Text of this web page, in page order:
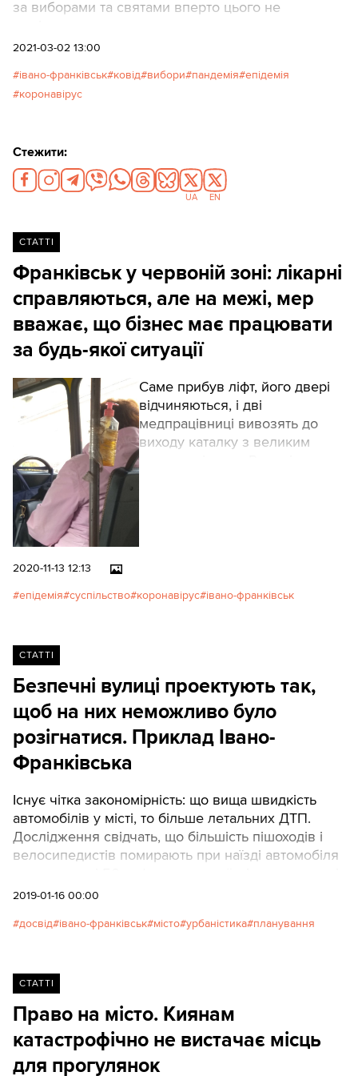
за виборами та святами вперто цього не
2021-03-02 13:00
івано-франківськ ковід вибори пандемія епідемія
коронавірус
Стежити:
UA EN
СТАТТІ
Франківськ у червоній зоні: лікарні
справляються, але на межі, мер
вважає, що бізнес має працювати
за будь-якої ситуації
Саме прибув ліфт, його двері
відчиняються, і дві
медпрацівниці вивозять до
виходу каталку з великим
2020-11-13 12:13
епідемія суспільство коронавірус івано-франківськ
СТАТТІ
Безпечні вулиці проектують так,
щоб на них неможливо було
розігнатися. Приклад Івано-
Франківська
Існує чітка закономірність: що вища швидкість
автомобілів у місті, то більше летальних ДТП.
Дослідження свідчать, що більшість пішоходів і
велосипедистів помирають при наїзді автомобіля
30 км/год більшість залишаються живими. Тому
ДТП, на додаток до заборонних заходів
автофіксацію порушень і ефективну роботу
поліції, люди все одно можуть помилятися. Автор:
Андрій Климчук, аналітик «Кампанії за безпечні
дороги»
2019-01-16 00:00
досвід івано-франківськ місто урбаністика планування
СТАТТІ
Право на місто. Киянам
катастрофічно не вистачає місць
для прогулянок